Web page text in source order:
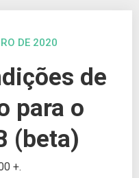
DE 2020
de
para o
(beta)
+.